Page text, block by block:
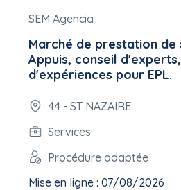
SEM Agencia
Marché de prestation de
Appuis, conseil
d'expériences pour EPL.
44 - ST NAZAIRE
Services
Procédure adaptée
Mise en ligne : 07/08/2026